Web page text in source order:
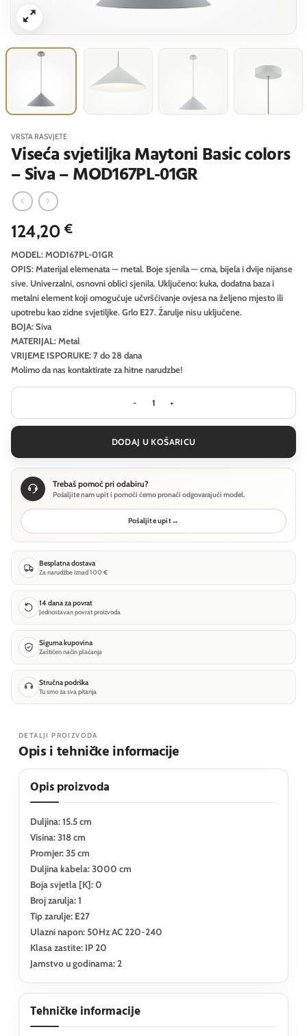
VRSTA RASVJETE
Viseća svjetiljka Maytoni Basic colors
– Siva – MOD167PL-01GR
124,20€
MODEL: MOD167PL-01GR
OPIS: Materijal elemenata — metal. Boje sjenila — crna, bijela i dvije nijanse
sive. Univerzalni, osnovni oblici sjenila. Uključeno: kuka, dodatna baza i
metalni element koji omogućuje učvršćivanje ovjesa na željeno mjesto ili
upotrebu kao zidne svjetiljke. Grlo E27. Žarulje nisu uključene.
BOJA: Siva
MATERIJAL: Metal
VRIJEME ISPORUKE: 7 do 28 dana
Molimo da nas kontaktirate za hitne narudzbe!
Viseća svjetiljka Maytoni Basic colors
DODAJ U KOŠARICU
Trebaš pomoć pri odabiru?
Pošaljite nam upit i pomoći ćemo pronaći odgovarajući model.
Pošaljite upit→
Besplatna dostava
Za narudžbe iznad 100 €
14 dana za povrat
Jednostavan povrat proizvoda
Sigurna kupovina
Zaštićen način plaćanja
Stručna podrška
Tu smo za sva pitanja
DETALJI PROIZVODA
Opis i tehničke informacije
Opis proizvoda
Duljina: 15.5 cm
Visina: 318 cm
Promjer: 35 cm
Duljina kabela: 3000 cm
Boja svjetla [K]: 0
Broj zarulja: 1
Tip zarulje: E27
Ulazni napon: 50Hz AC 220-240
Klasa zastite: IP 20
Jamstvo u godinama: 2
Tehničke informacije